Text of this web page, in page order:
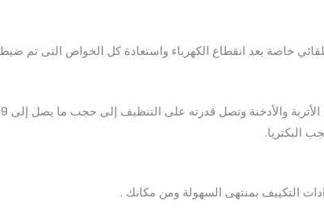
خاصة بعد انقطاع الكهرباء واستعادة كل الخواص التى تم
البكتريا.
التكييف بمنتهى السهولة ومن مكانك .